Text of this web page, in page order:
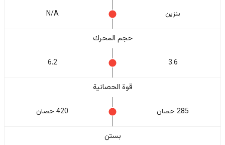
بنزين N/A
حجم المحرك
3.6
6.2
قوة الحصانية
285 حصان 420 حصان
بستن